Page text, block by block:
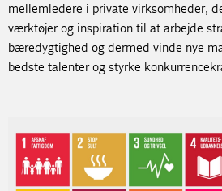
mellemledere i private virksomheder,
værktøjer og inspiration til at arbejde
bæredygtighed og dermed vinde nye
bedste talenter og styrke